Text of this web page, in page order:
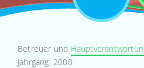
Betreuer und
Jahrgang: 2000